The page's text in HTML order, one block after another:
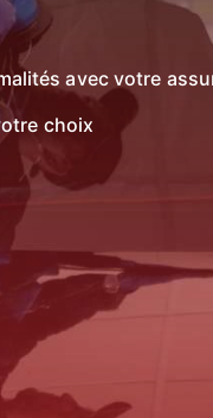
avec votre
choix